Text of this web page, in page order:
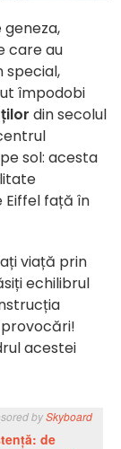
care au
special,
împodobi
din secolul
sol: acesta
Eiffel față în
viață prin
echilibrul
acestei